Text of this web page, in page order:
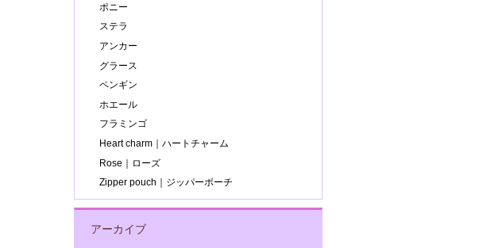
ポニー
ステラ
アンカー
グラース
ペンギン
ホエール
フラミンゴ
Heart charm｜ハートチャーム
Rose｜ローズ
Zipper pouch｜ジッパーポーチ
アーカイブ